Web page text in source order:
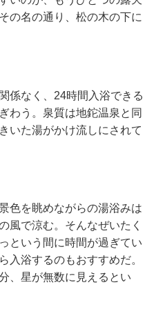
の名の通り、松の木の下に
係なく、24時間入浴できる
わう。泉質は地鉈温泉と同
いた湯がかけ流しにされて
色を眺めながらの湯浴みは
風で涼む。そんなぜいたく
という間に時間が過ぎてい
入浴するのもおすすめだ。
、星が無数に見えるとい